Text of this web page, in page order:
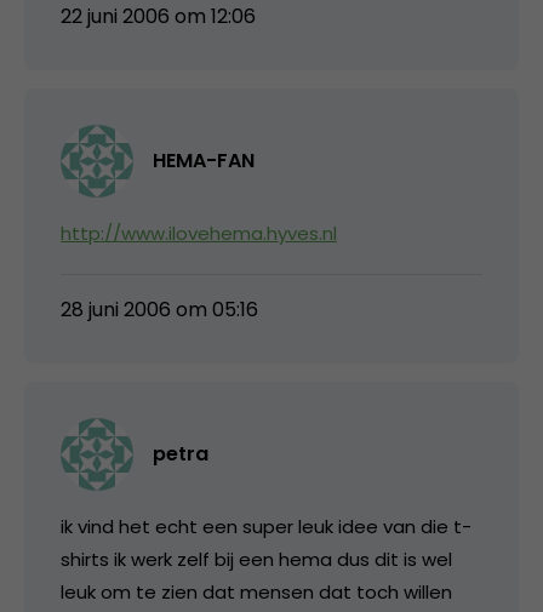
22 juni 2006 om 12:06
HEMA-FAN
http://www.ilovehema.hyves.nl
28 juni 2006 om 05:16
petra
ik vind het echt een super leuk idee van die t-
shirts ik werk zelf bij een hema dus dit is wel
leuk om te zien dat mensen dat toch willen